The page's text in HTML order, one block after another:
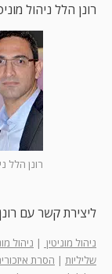
רונן הלל ניהול
רונן הלל
ליצירת קשר עם
ניהול מוניטין | ניהול
שליליות | הסרת